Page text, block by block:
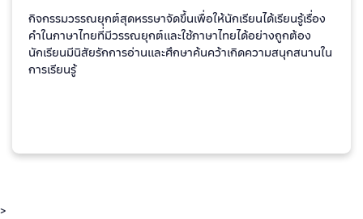
กิจกรรมวรรณยุกต์สุดหรรษาจัดขึ้นเพื่อให้นักเรียนได้เรียนรู้เรื่อง
คำในภาษาไทยที่มีวรรณยุกต์และใช้ภาษาไทยได้อย่างถูกต้อง
นักเรียนมีนิสัยรักการอ่านและศึกษาค้นคว้าเกิดความสนุกสนานใน
การเรียนรู้
>